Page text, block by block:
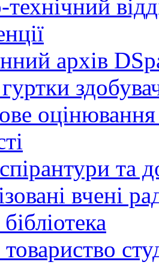
архів
оцінювання
та
вчені